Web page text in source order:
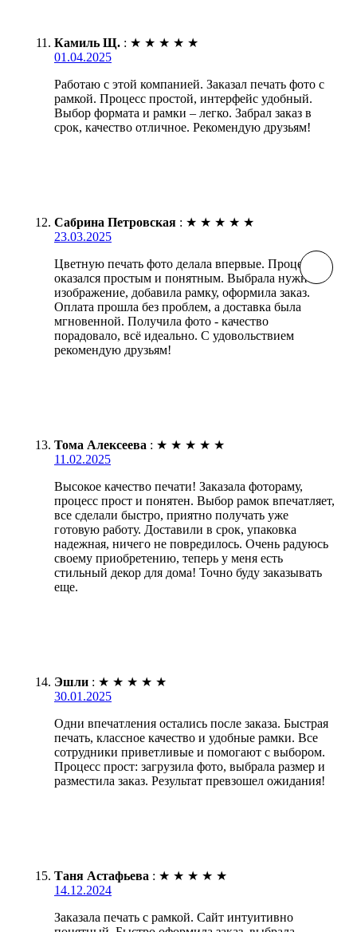
Камиль Щ. : ★ ★ ★ ★ ★
01.04.2025
Работаю с этой компанией. Заказал печать фото с
рамкой. Процесс простой, интерфейс удобный.
Выбор формата и рамки – легко. Забрал заказ в
срок, качество отличное. Рекомендую друзьям!
Сабрина Петровская : ★ ★ ★ ★ ★
23.03.2025
Цветную печать фото делала впервые. Процесс
оказался простым и понятным. Выбрала нужное
изображение, добавила рамку, оформила заказ.
Оплата прошла без проблем, а доставка была
мгновенной. Получила фото - качество
порадовало, всё идеально. С удовольствием
рекомендую друзьям!
Тома Алексеева : ★ ★ ★ ★ ★
11.02.2025
Высокое качество печати! Заказала фотораму,
процесс прост и понятен. Выбор рамок впечатляет,
все сделали быстро, приятно получать уже
готовую работу. Доставили в срок, упаковка
надежная, ничего не повредилось. Очень радуюсь
своему приобретению, теперь у меня есть
стильный декор для дома! Точно буду заказывать
еще.
Эшли : ★ ★ ★ ★ ★
30.01.2025
Одни впечатления остались после заказа. Быстрая
печать, классное качество и удобные рамки. Все
сотрудники приветливые и помогают с выбором.
Процесс прост: загрузила фото, выбрала размер и
разместила заказ. Результат превзошел ожидания!
Таня Астафьева : ★ ★ ★ ★ ★
14.12.2024
Заказала печать с рамкой. Сайт интуитивно